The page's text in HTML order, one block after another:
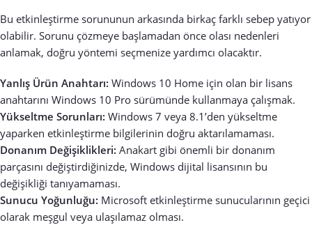
Bu etkinleştirme sorununun arkasında birkaç farklı sebep yatıyor
olabilir. Sorunu çözmeye başlamadan önce olası nedenleri
anlamak, doğru yöntemi seçmenize yardımcı olacaktır.
Yanlış Ürün Anahtarı: Windows 10 Home için olan bir lisans
anahtarını Windows 10 Pro sürümünde kullanmaya çalışmak.
Yükseltme Sorunları: Windows 7 veya 8.1’den yükseltme
yaparken etkinleştirme bilgilerinin doğru aktarılamaması.
Donanım Değişiklikleri: Anakart gibi önemli bir donanım
parçasını değiştirdiğinizde, Windows dijital lisansının bu
değişikliği tanıyamaması.
Sunucu Yoğunluğu: Microsoft etkinleştirme sunucularının geçici
olarak meşgul veya ulaşılamaz olması.